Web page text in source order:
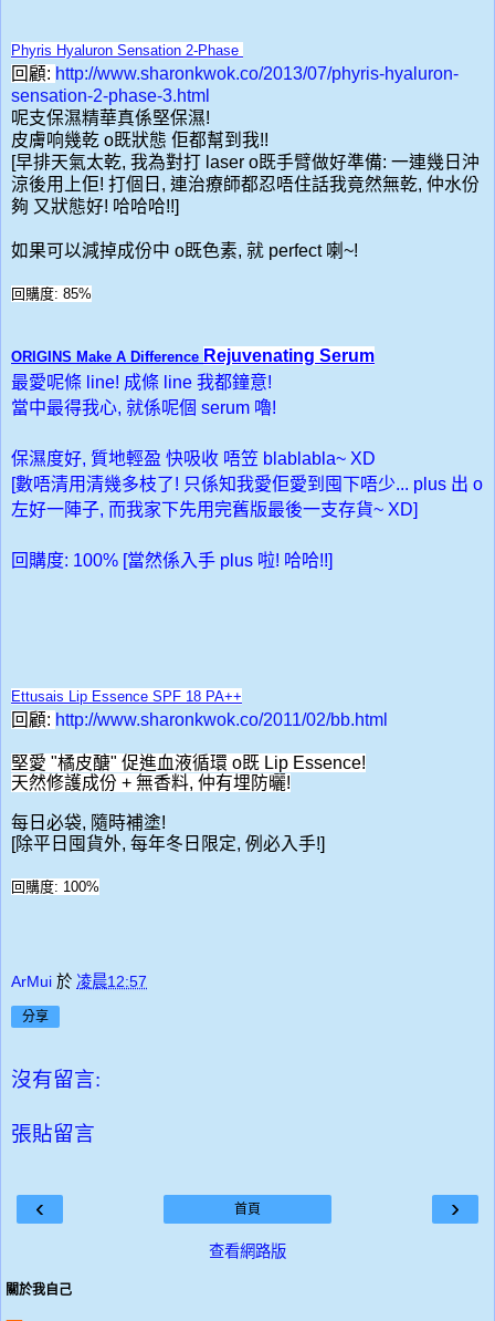
Phyris Hyaluron Sensation 2-Phase
回顧: http://www.sharonkwok.co/2013/07/phyris-hyaluron-
sensation-2-phase-3.html
呢支保濕精華真係堅保濕!
皮膚响幾乾 o既狀態 佢都幫到我!!
[早排天氣太乾, 我為對打 laser o既手臂做好準備: 一連幾日沖
涼後用上佢! 打個日, 連治療師都忍唔住話我竟然無乾, 仲水份
夠 又狀態好! 哈哈哈!!]
如果可以減掉成份中 o既色素, 就 perfect 喇~!
回購度: 85%
ORIGINS Make A Difference Rejuvenating Serum
最愛呢條 line! 成條 line 我都鐘意!
當中最得我心, 就係呢個 serum 嚕!
保濕度好, 質地輕盈 快吸收 唔笠 blablabla~ XD
[數唔清用清幾多枝了! 只係知我愛佢愛到囤下唔少... plus 出 o
左好一陣子, 而我家下先用完舊版最後一支存貨~ XD]
回購度: 100% [當然係入手 plus 啦! 哈哈!!]
Ettusais Lip Essence SPF 18 PA++
回顧: http://www.sharonkwok.co/2011/02/bb.html
堅愛 "橘皮醣" 促進血液循環 o既 Lip Essence!
天然修護成份 + 無香料, 仲有埋防曬!
每日必袋, 隨時補塗!
[除平日囤貨外, 每年冬日限定, 例必入手!]
回購度: 100%
ArMui 於 凌晨12:57
分享
沒有留言:
張貼留言
‹ ›
首頁
查看網路版
關於我自己